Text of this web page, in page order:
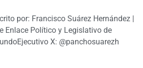
por: Francisco Suárez Hernández |
Enlace Político y Legislativo de
X: @panchosuarezh